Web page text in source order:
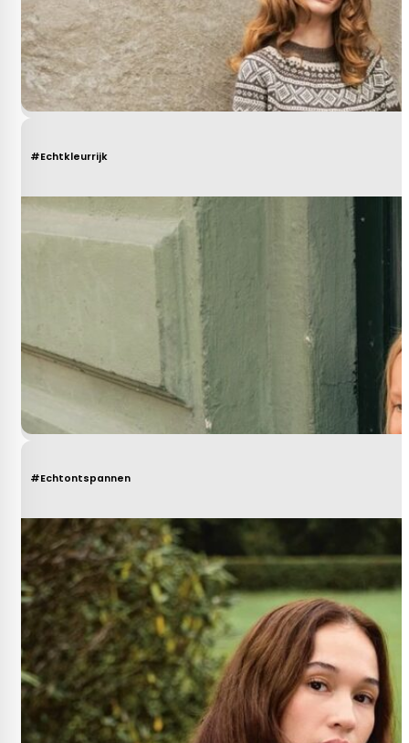
#Echtkleurrijk
#Echtontspannen